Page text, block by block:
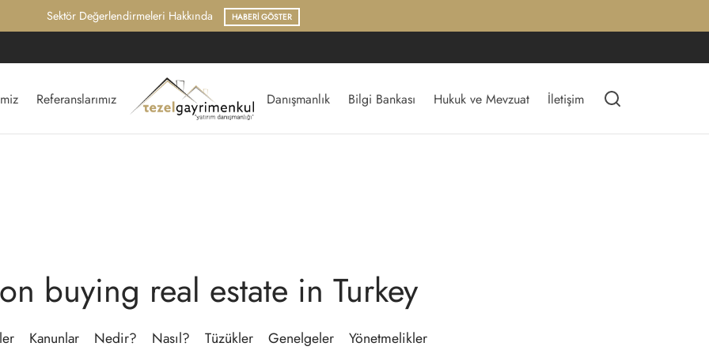
Referanslarımız Danışmanlık Bilgi Bankası Hukuk ve Mevzuat İletişim
buying real estate in Turkey
Kanunlar Nedir? Nasıl? Tüzükler Genelgeler
Yönetmelikler